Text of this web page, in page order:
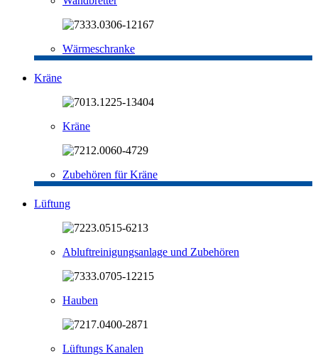
Wärmeschranke
Kräne
Kräne
Zubehören für Kräne
Lüftung
Abluftreinigungsanlage und Zubehören
Hauben
Lüftungs Kanalen